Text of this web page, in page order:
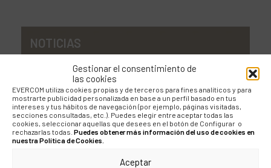
Gestionar el consentimiento de
las cookies
EVERCOM utiliza cookies propias y de terceros para fines analíticos y para
mostrarte publicidad personalizada en base a un perfil basado en tus
intereses y tus hábitos de navegación (por ejemplo, páginas visitadas,
secciones consultadas, etc.). Puedes elegir entre aceptar todas las
cookies, seleccionar aquellas que desees en el botón de Configurar o
rechazarlas todas. Puedes obtener más información del uso de cookies en
nuestra Política de Cookies.
Aceptar
NOTICIAS
evercom presenta “El
papel de tu vida”, una
campaña de impacto
social junto a la
Fundación ANAR